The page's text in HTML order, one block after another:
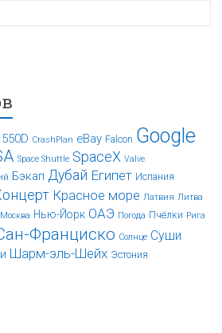
CrashPlan eBay Falcon Google
Space Shuttle SpaceX Valve
Бэкап Дубай Египет Испания
Красное море Латвия Литва
Москва Нью-Йорк ОАЭ Погода Пчёлки Рига
Франциско Солнце Суши
Шарм-эль-Шейх Эстония